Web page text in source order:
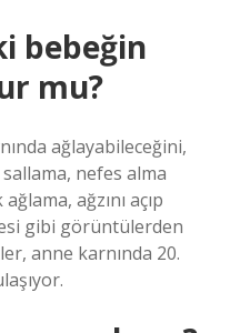
bebeğin
mu?
ağlayabileceğini,
sallama, nefes alma
ağzını açıp
gibi görüntülerden
anne karnında 20.